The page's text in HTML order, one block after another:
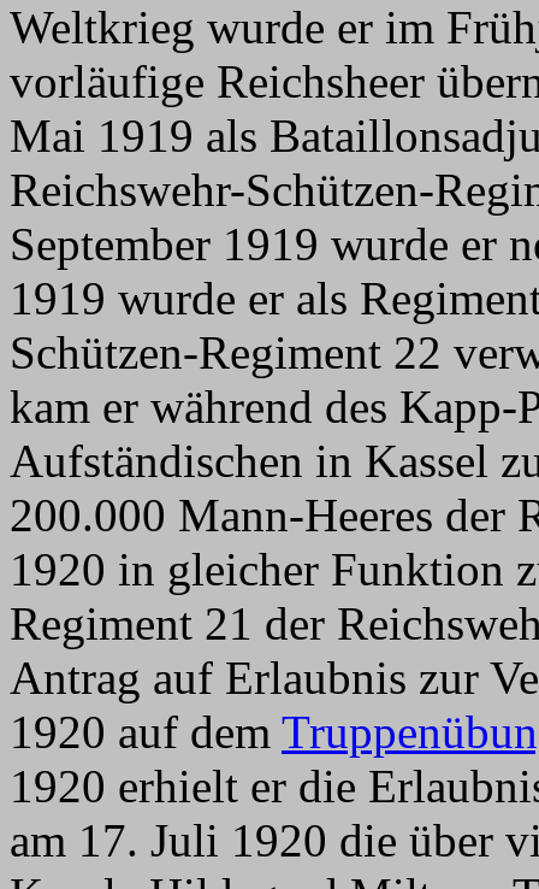
Weltkrieg wurde er im
vorläufige Reichsheer
Mai 1919 als
Reichswehr-Schützen-
September 1919 wurde er
1919 wurde er als
Schützen-Regiment 22
kam er während des
Aufständischen in Kassel
200.000 Mann-Heeres der
1920 in gleicher Funktion
Regiment 21 der
Antrag auf Erlaubnis zur
1920 auf dem
1920 erhielt er die
am 17. Juli 1920 die über